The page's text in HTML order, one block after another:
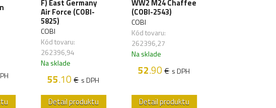
F) East Germany
Air Force (COBI-
5825)
COBI
Kód tovaru:
262396,94
Na sklade
55.10€ s DPH
Detail produktu
WW2 M24 Chaffee
(COBI-2543)
COBI
Kód tovaru:
262396,27
Na sklade
52.90€ s DPH
Detail produktu